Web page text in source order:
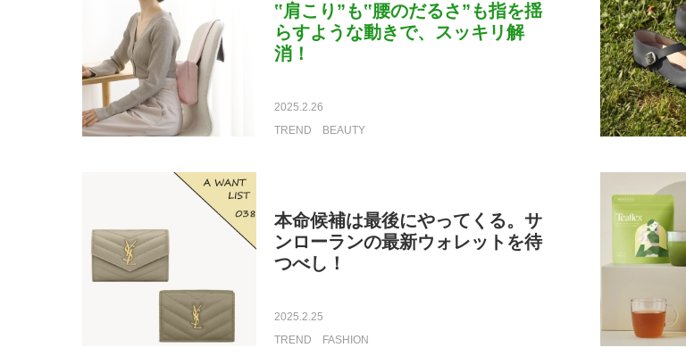
‟肩こり”も‟腰のだるさ”も指を揺
らすような動きで、スッキリ解
消！
2025.2.26
TREND
BEAUTY
本命候補は最後にやってくる。サ
ンローランの最新ウォレットを待
つべし！
2025.2.25
TREND
FASHION